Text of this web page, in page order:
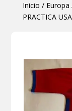
Inicio / Europa
PRACTICA